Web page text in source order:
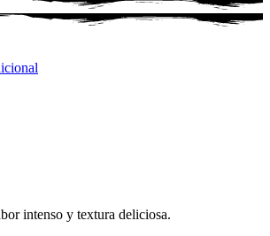
intenso y textura deliciosa.